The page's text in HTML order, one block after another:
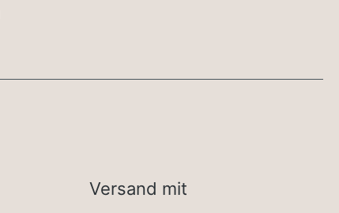
Versand mit